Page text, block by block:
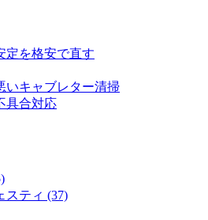
定を格安で直す
いキャブレター清掃
具合対応
スティ (37)